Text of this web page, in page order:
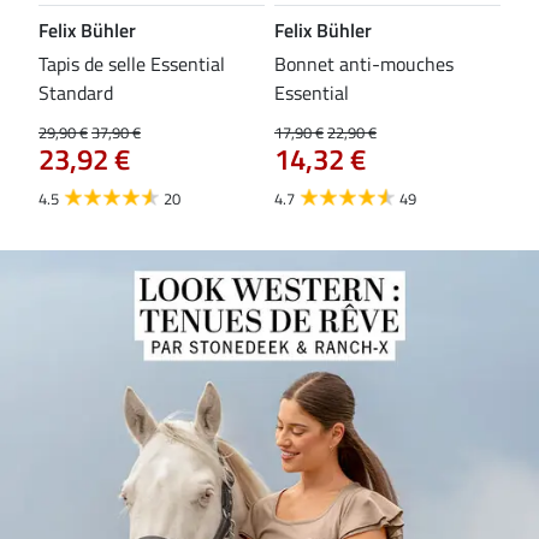
Felix Bühler
Tapis de selle Essential
Standard
29,90 €37,90 €
23,92 €
4.5 20
Felix Bühler
Bonnet anti-mouches
Essential
17,90 €22,90 €
14,32 €
4.7 49